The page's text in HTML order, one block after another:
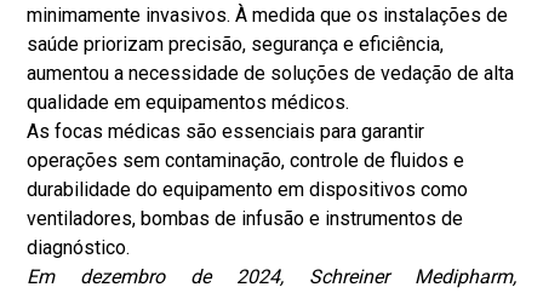
minimamente invasivos. À medida que os instalações de
saúde priorizam precisão, segurança e eficiência,
aumentou a necessidade de soluções de vedação de alta
qualidade em equipamentos médicos.
As focas médicas são essenciais para garantir
operações sem contaminação, controle de fluidos e
durabilidade do equipamento em dispositivos como
ventiladores, bombas de infusão e instrumentos de
diagnóstico.
Em dezembro de 2024, Schreiner Medipharm,